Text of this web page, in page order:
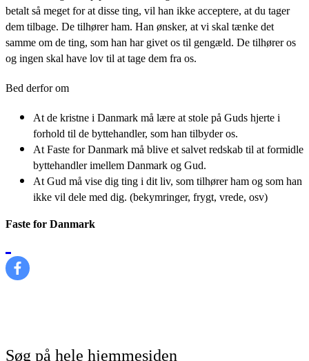
betalt så meget for at disse ting, vil han ikke acceptere, at du tager
dem tilbage. De tilhører ham. Han ønsker, at vi skal tænke det
samme om de ting, som han har givet os til gengæld. De tilhører os
og ingen skal have lov til at tage dem fra os.
Bed derfor om
At de kristne i Danmark må lære at stole på Guds hjerte i
forhold til de byttehandler, som han tilbyder os.
At Faste for Danmark må blive et salvet redskab til at formidle
byttehandler imellem Danmark og Gud.
At Gud må vise dig ting i dit liv, som tilhører ham og som han
ikke vil dele med dig. (bekymringer, frygt, vrede, osv)
Faste for Danmark
Søg på hele hjemmesiden